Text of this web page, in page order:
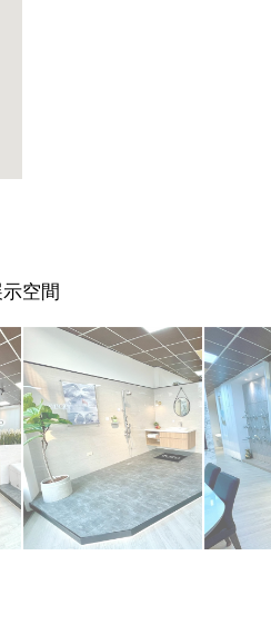
示空間